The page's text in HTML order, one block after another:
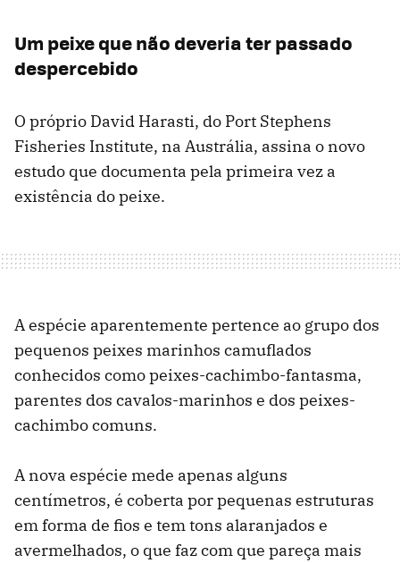
Um peixe que não deveria ter passado
despercebido
O próprio David Harasti, do Port Stephens
Fisheries Institute, na Austrália, assina o novo
estudo que documenta pela primeira vez a
existência do peixe.
A espécie aparentemente pertence ao grupo dos
pequenos peixes marinhos camuflados
conhecidos como peixes-cachimbo-fantasma,
parentes dos cavalos-marinhos e dos peixes-
cachimbo comuns.
A nova espécie mede apenas alguns
centímetros, é coberta por pequenas estruturas
em forma de fios e tem tons alaranjados e
avermelhados, o que faz com que pareça mais